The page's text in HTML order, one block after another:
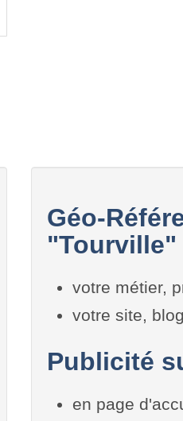
Géo-
"Tourville"
votre métier,
votre site,
Publicité
en page